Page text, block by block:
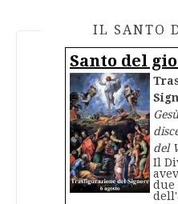
IL SANTO
Santo del
del
Il
due